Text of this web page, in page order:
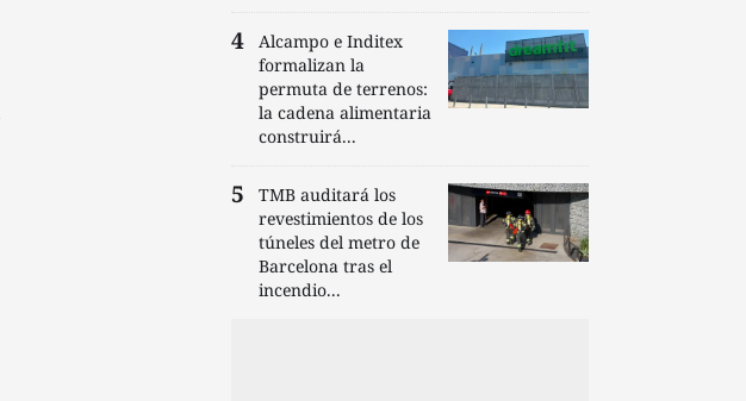
Alcampo e Inditex
formalizan la
permuta de terrenos:
la cadena alimentaria
construirá...
TMB auditará los
revestimientos de los
túneles del metro de
Barcelona tras el
incendio...